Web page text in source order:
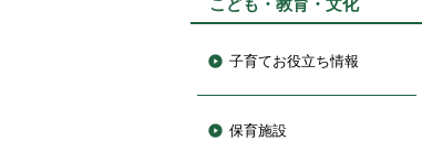
子育てお役立ち情報
保育施設